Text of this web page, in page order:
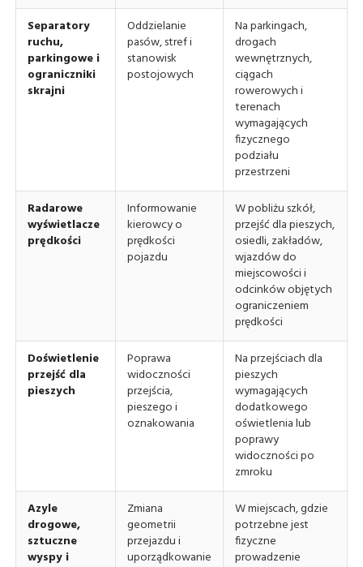
Separatory
ruchu,
parkingowe i
ograniczniki
skrajni
Oddzielanie
pasów, stref i
stanowisk
postojowych
Na parkingach,
drogach
wewnętrznych,
ciągach
rowerowych i
terenach
wymagających
fizycznego
podziału
przestrzeni
Radarowe
wyświetlacze
prędkości
Informowanie
kierowcy o
prędkości
pojazdu
W pobliżu szkół,
przejść dla pieszych,
osiedli, zakładów,
wjazdów do
miejscowości i
odcinków objętych
ograniczeniem
prędkości
Doświetlenie
przejść dla
pieszych
Poprawa
widoczności
przejścia,
pieszego i
oznakowania
Na przejściach dla
pieszych
wymagających
dodatkowego
oświetlenia lub
poprawy
widoczności po
zmroku
Azyle
drogowe,
sztuczne
wyspy i
Zmiana
geometrii
przejazdu i
uporządkowanie
W miejscach, gdzie
potrzebne jest
fizyczne
prowadzenie